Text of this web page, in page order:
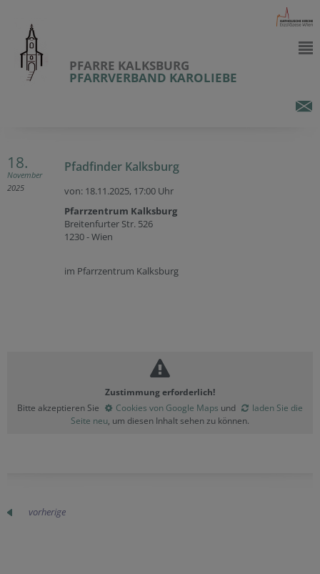
PFARRE KALKSBURG
PFARRVERBAND KAROLIEBE
18.
November
2025
Pfadfinder Kalksburg
von: 18.11.2025, 17:00 Uhr
Pfarrzentrum Kalksburg
Breitenfurter Str. 526
1230 - Wien
im Pfarrzentrum Kalksburg
Zustimmung erforderlich!
Bitte akzeptieren Sie
Cookies von Google Maps und
laden Sie die
Seite neu, um diesen Inhalt sehen zu können.
vorherige